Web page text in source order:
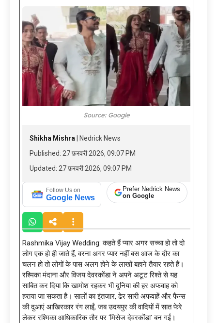
Source: Google
Shikha Mishra | Nedrick News
Published: 27 फ़रवरी 2026, 09:07 PM
Updated: 27 फ़रवरी 2026, 09:07 PM
Follow Us on
Google News
Prefer Nedrick News
on Google
Rashmika Vijay Wedding: कहते हैं प्यार अगर सच्चा हो तो दो
लोग एक हो ही जाते हैं, वरना अगर प्यार नहीं बस आज के दौर का
चलन हो तो लोगों के पास अलग होने के लाखों बहाने तैयार रहते हैं।
रश्मिका मंदाना और विजय देवरकोंडा ने अपने अटूट रिश्ते से यह
साबित कर दिया कि खामोश रहकर भी दुनिया की हर अफवाह को
हराया जा सकता है। सालों का इंतजार, ढेर सारी अफवाहें और फैन्स
की दुआएं आखिरकार रंग लाईं, जब उदयपुर की वादियों में सात फेरे
लेकर रश्मिका आधिकारिक तौर पर ‘मिसेज देवरकोंडा’ बन गईं।